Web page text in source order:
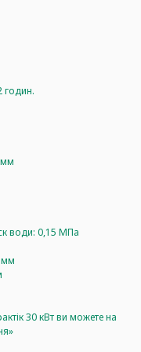
годин.
води: 0,15 МПа
мм
30 кВт ви можете на